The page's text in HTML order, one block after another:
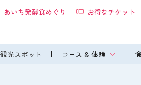
観光スポット コース & 体験
あいち発酵食めぐり お得なチケット